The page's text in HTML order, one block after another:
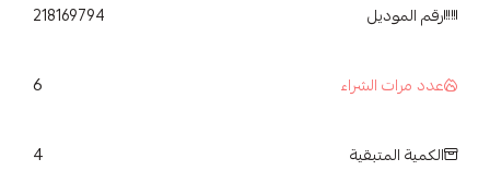
رقم الموديل 218169794
عدد مرات الشراء 6
الكمية المتبقية 4